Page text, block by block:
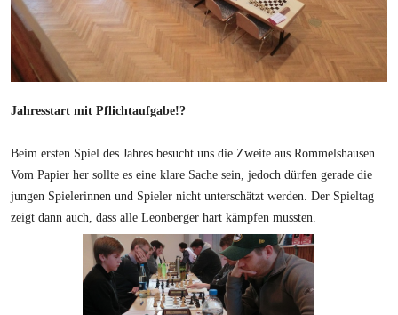
Jahresstart mit Pflichtaufgabe!?
Beim ersten Spiel des Jahres besucht uns die Zweite aus Rommelshausen.
Vom Papier her sollte es eine klare Sache sein, jedoch dürfen gerade die
jungen Spielerinnen und Spieler nicht unterschätzt werden. Der Spieltag
zeigt dann auch, dass alle Leonberger hart kämpfen mussten.